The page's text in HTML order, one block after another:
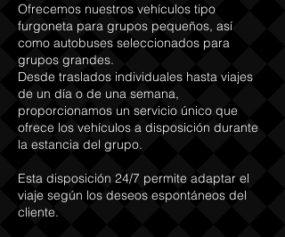
Ofrecemos nuestros vehículos tipo
furgoneta para grupos pequeños, así
como autobuses seleccionados para
grupos grandes.
Desde traslados individuales hasta viajes
de un día o de una semana,
proporcionamos un servicio único que
ofrece los vehículos a disposición durante
la estancia del grupo.
Esta disposición 24/7 permite adaptar el
viaje según los deseos espontáneos del
cliente.